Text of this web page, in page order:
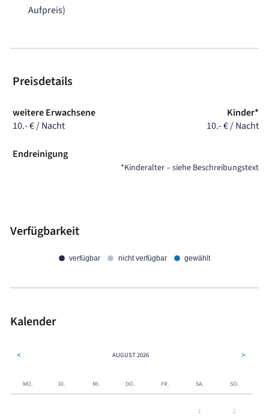
Aufpreis)
Preisdetails
weitere Erwachsene
10.- € / Nacht
Kinder*
10.- € / Nacht
Endreinigung
*Kinderalter – siehe Beschreibungstext
Verfügbarkeit
verfügbar nicht verfügbar gewählt
Kalender
< AUGUST2026 >
MO. DI. MI. DO. FR. SA. SO.
1 2